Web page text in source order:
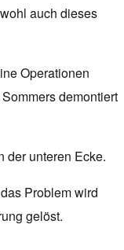
auch dieses
Operationen
demontiert
der unteren Ecke.
Problem wird
gelöst.